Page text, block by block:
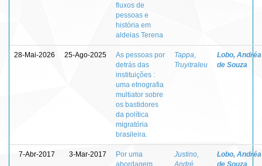
fluxos de
pessoas e
história em
aldeias Terena
28-Mai-2026 25-Ago-2025
As pessoas por
detrás das
instituições :
uma etnografia
multiator sobre
os bastidores
da política
migratória
brasileira.
Tappa,
Truyitraleu
Lobo, Andréa
de Souza
7-Abr-2017 3-Mar-2017
Por uma
abordagem
Justino,
André
Lobo, Andréa
de Souza